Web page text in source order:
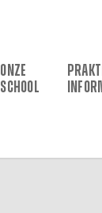
ONZE
SCHOOL